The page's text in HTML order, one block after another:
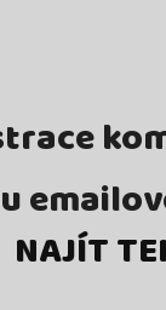
NAJÍT